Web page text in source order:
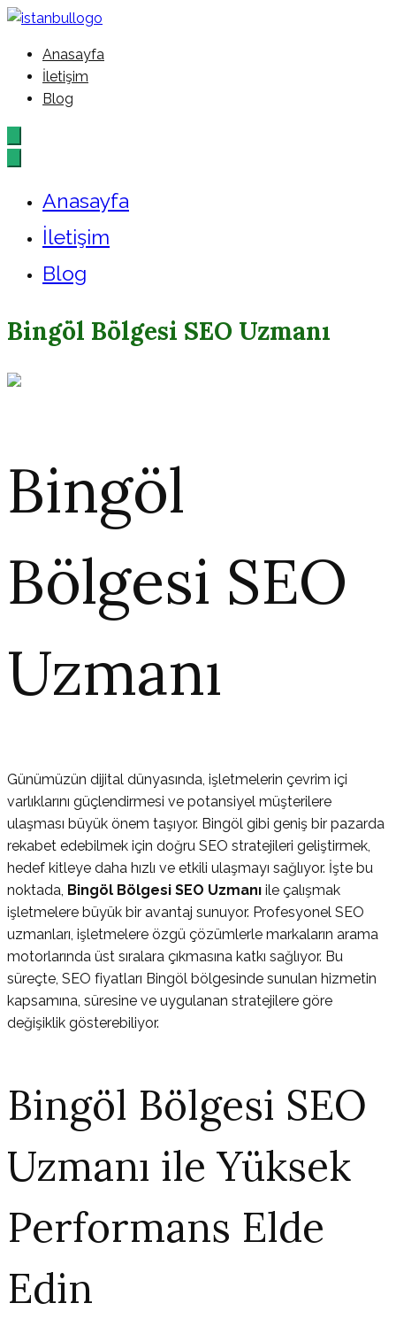
İçeriğe
İstanbul – Google – Reklam –
Ajansı
Anasayfa
İletişim
Blog
Anasayfa
İletişim
Blog
Bingöl Bölgesi SEO Uzmanı
Bingöl
Bölgesi SEO
Uzmanı
Günümüzün dijital dünyasında, işletmelerin çevrim içi
varlıklarını güçlendirmesi ve potansiyel müşterilere
ulaşması büyük önem taşıyor. Bingöl gibi geniş bir pazarda
rekabet edebilmek için doğru SEO stratejileri geliştirmek,
hedef kitleye daha hızlı ve etkili ulaşmayı sağlıyor. İşte bu
noktada, Bingöl Bölgesi SEO Uzmanı ile çalışmak
işletmelere büyük bir avantaj sunuyor. Profesyonel SEO
uzmanları, işletmelere özgü çözümlerle markaların arama
motorlarında üst sıralara çıkmasına katkı sağlıyor. Bu
süreçte, SEO fiyatları Bingöl bölgesinde sunulan hizmetin
kapsamına, süresine ve uygulanan stratejilere göre
değişiklik gösterebiliyor.
Bingöl Bölgesi SEO
Uzmanı ile Yüksek
Performans Elde
Edin